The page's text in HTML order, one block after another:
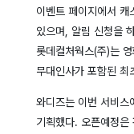
이벤트 페이지에서
있으며, 알림 신청을
롯데컬처웍스(주)는
무대인사가 포함된 최
와디즈는 이번 서비스
기획했다. 오픈예정은